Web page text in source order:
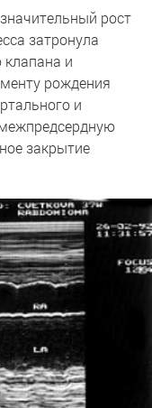
рост
затронула
клапана и
рождения
и
закрытие